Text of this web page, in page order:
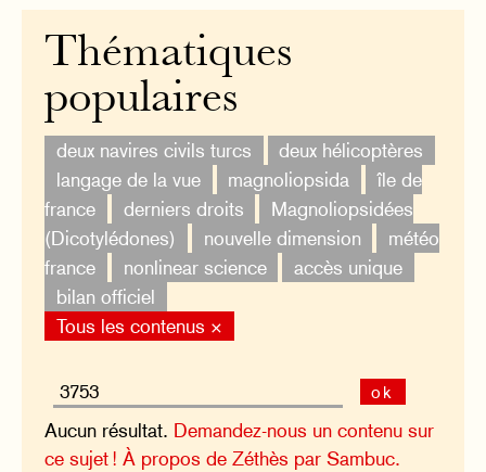
Thématiques
populaires
deux navires civils turcs
deux hélicoptères
langage de la vue
magnoliopsida
île de
france
derniers droits
Magnoliopsidées
(Dicotylédones)
nouvelle dimension
météo
france
nonlinear science
accès unique
bilan officiel
Tous les contenus ×
ok
Aucun résultat. Demandez-nous un contenu sur
ce sujet ! À propos de Zéthès par Sambuc.